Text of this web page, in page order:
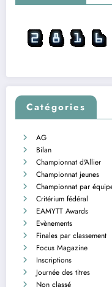
Catégories
AG
Bilan
Championnat d'Allier
Championnat jeunes
Championnat par
Critérium fédéral
EAMYTT Awards
Evènements
Finales par classement
Focus Magazine
Inscriptions
Journée des titres
Non classé